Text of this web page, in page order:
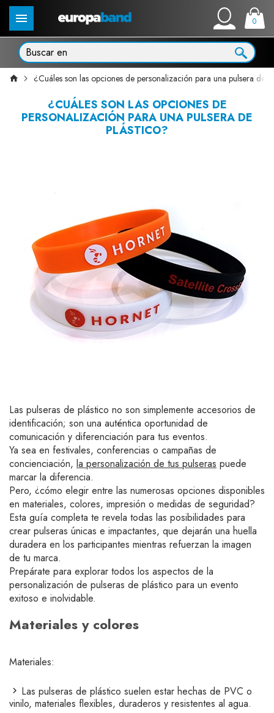
0
¿Cuáles son las opciones de personalización para una pulsera de
¿CUÁLES SON LAS OPCIONES DE
PERSONALIZACIÓN PARA UNA PULSERA DE
PLÁSTICO?
Las pulseras de plástico no son simplemente accesorios de
identificación; son una auténtica oportunidad de
comunicación y diferenciación para tus eventos.
Ya sea en festivales, conferencias o campañas de
concienciación, la personalización de tus pulseras puede
marcar la diferencia.
Pero, ¿cómo elegir entre las numerosas opciones disponibles
en materiales, colores, impresión o medidas de seguridad?
Esta guía completa te revela todas las posibilidades para
crear pulseras únicas e impactantes, que dejarán una huella
duradera en los participantes mientras refuerzan la imagen
de tu marca.
Prepárate para explorar todos los aspectos de la
personalización de pulseras de plástico para un evento
exitoso e inolvidable.
Materiales y colores
Materiales:
Las pulseras de plástico suelen estar hechas de PVC o
vinilo, materiales flexibles, duraderos y resistentes al agua.